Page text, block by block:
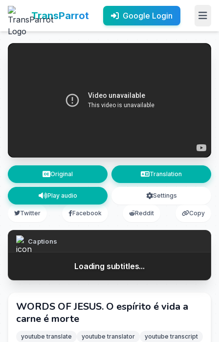
TransParrot Google Login
Original Translation
Play audio Settings
Twitter Facebook Reddit Copy
Captions
Loading subtitles...
WORDS OF JESUS. O espírito é vida a
carne é morte
youtube translate youtube translator
youtube transcript